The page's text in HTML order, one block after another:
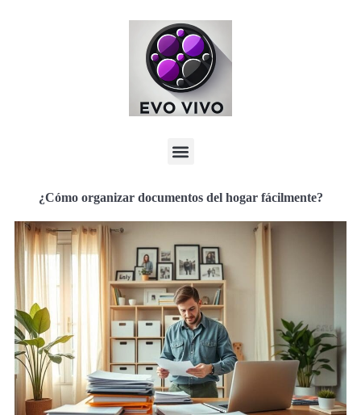
¿Cómo organizar documentos del hogar fácilmente?